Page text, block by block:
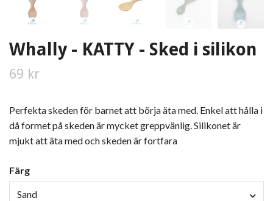
Whally - KATTY - Sked i silikon
69 kr
Perfekta skeden för barnet att börja äta med. Enkel att hålla i
då formet på skeden är mycket greppvänlig. Silikonet är
mjukt att äta med och skeden är fortfara
Färg
Sand